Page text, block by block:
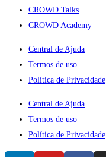
CROWD Talks
CROWD Academy
Central de Ajuda
Termos de uso
Política de Privacidade
Central de Ajuda
Termos de uso
Política de Privacidade